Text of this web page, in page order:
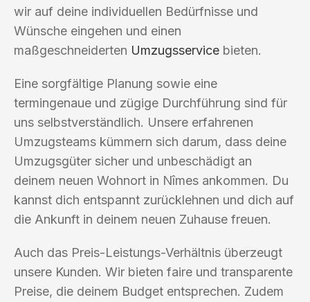
wir auf deine individuellen Bedürfnisse und
Wünsche eingehen und einen
maßgeschneiderten Umzugsservice bieten.
Eine sorgfältige Planung sowie eine
termingenaue und zügige Durchführung sind für
uns selbstverständlich. Unsere erfahrenen
Umzugsteams kümmern sich darum, dass deine
Umzugsgüter sicher und unbeschädigt an
deinem neuen Wohnort in Nîmes ankommen. Du
kannst dich entspannt zurücklehnen und dich auf
die Ankunft in deinem neuen Zuhause freuen.
Auch das Preis-Leistungs-Verhältnis überzeugt
unsere Kunden. Wir bieten faire und transparente
Preise, die deinem Budget entsprechen. Zudem